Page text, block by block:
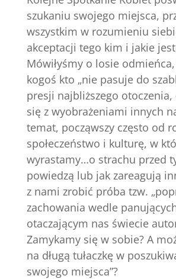
szukaniu swojego miejsca,
wszystkim w rozumieniu
akceptacji tego kim i jakie
Mówiłyśmy o losie
kogoś kto „nie pasuje do
presji najbliższego
się z wyobrażeniami innych
temat, począwszy często od
społeczeństwo i kulturę, w
wyrastamy…o strachu przed
powiedzą lub jak zareagują
z nami zrobić próba tzw.
zachowania wedle
otaczającym nas świecie
Zamykamy się w sobie? A
na długą tułaczkę w
swojego miejsca”?